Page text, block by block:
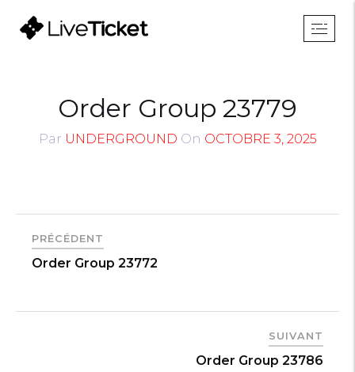
Order Group 23779
Par UNDERGROUND On OCTOBRE 3, 2025
PRÉCÉDENT
Order Group 23772
SUIVANT
Order Group 23786